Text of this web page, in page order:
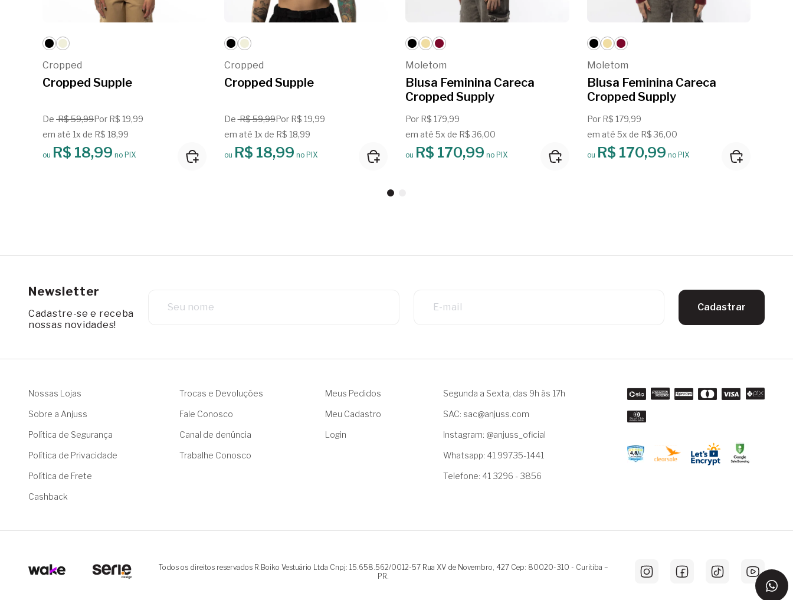
Cropped
Cropped Supple
De R$ 59,99Por R$ 19,99
em até 1x de R$ 18,99
ou R$ 18,99 no PIX
Cropped
Cropped Supple
DeR$ 59,99Por R$ 19,99
em até 1x de R$ 18,99
ou R$ 18,99 no PIX
Moletom
Blusa Feminina Careca
Cropped Supply
Por R$ 179,99
em até 5x de R$ 36,00
ou R$ 170,99 no PIX
Moletom
Blusa Feminina Careca
Cropped Supply
Por R$ 179,99
em até 5x de R$ 36,00
ou R$ 170,99 no PIX
Newsletter
Cadastre-se e receba
nossas novidades!
Cadastrar
Nossas Lojas
Sobre a Anjuss
Política de Segurança
Política de Privacidade
Política de Frete
Cashback
Trocas e Devoluções
Fale Conosco
Canal de denúncia
Trabalhe Conosco
Meus Pedidos
Meu Cadastro
Login
Segunda a Sexta, das 9h às 17h
SAC: sac@anjuss.com
Instagram: @anjuss_oficial
Whatsapp: 41 99735-1441
Telefone: 41 3296 - 3856
Todos os direitos reservados R.Boiko Vestuário Ltda Cnpj: 15.658.562/0012-57 Rua XV de Novembro, 427 Cep: 80020-310 - Curitiba –
PR.